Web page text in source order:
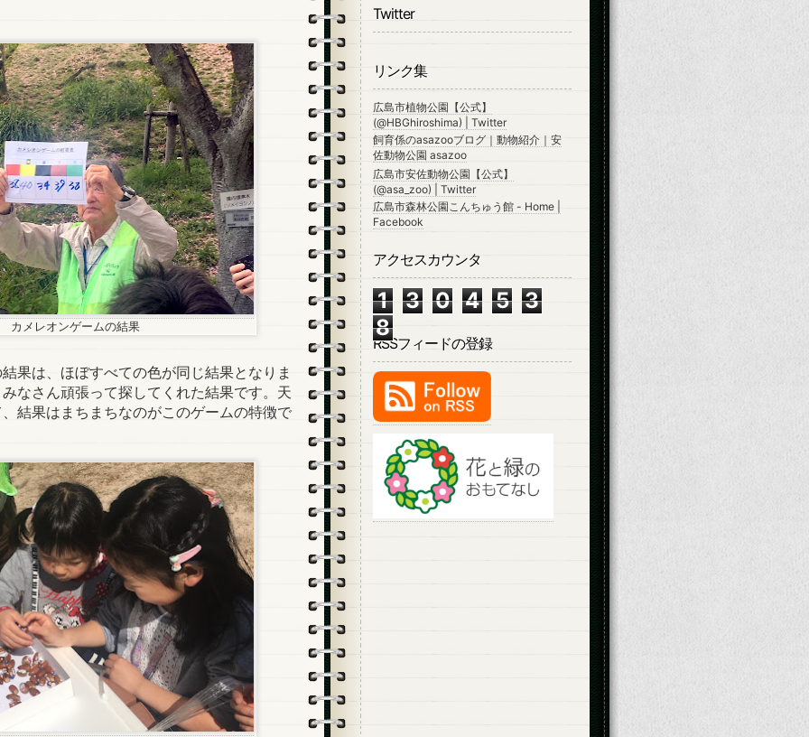
カメレオンゲームの結果
果は、ほぼすべての色が同じ結果となりま
なさん頑張って探してくれた結果です。天
結果はまちまちなのがこのゲームの特徴で
Twitter
リンク集
広島市植物公園【公式】
(@HBGhiroshima) | Twitter
飼育係のasazooブログ｜動物紹介｜安
佐動物公園 asazoo
広島市安佐動物公園【公式】
(@asa_zoo) | Twitter
広島市森林公園こんちゅう館 - Home |
Facebook
アクセスカウンタ
1 3 0 4 5
3
8
RSSフィードの登録